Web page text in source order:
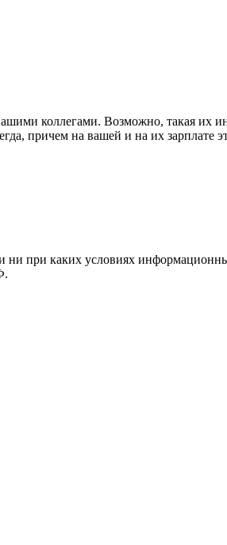
коллегами. Возможно, такая их
причем на вашей и на их зарплате
при каких условиях